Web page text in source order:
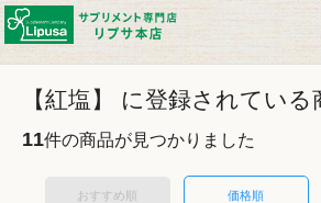
【紅塩】 に登録されている
11件の商品が見つかりました
おすすめ順 価格順